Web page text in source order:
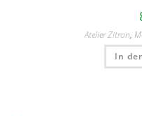
Atelier Zitron,
In